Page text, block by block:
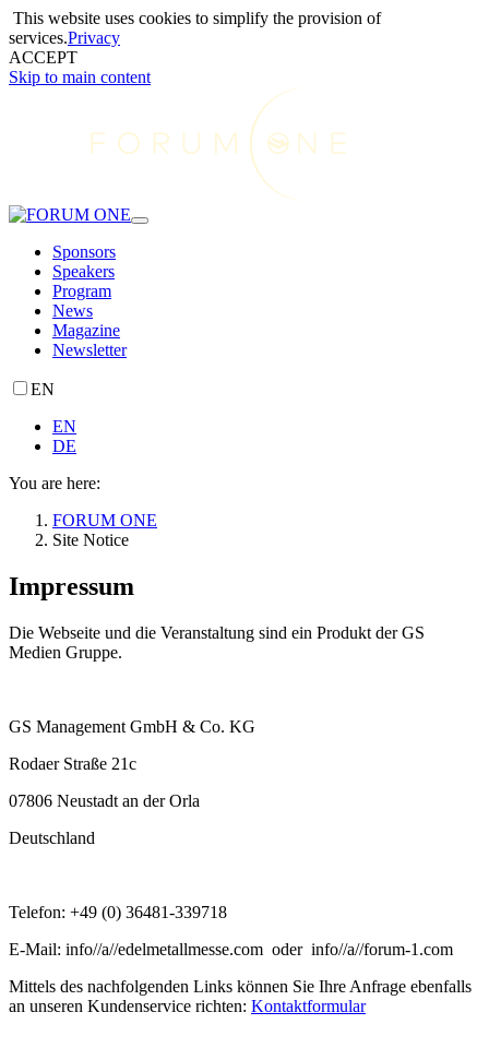
This website uses cookies to simplify the provision of
services.Privacy
ACCEPT
Skip to main content
Sponsors
Speakers
Program
News
Magazine
Newsletter
EN
EN
DE
You are here:
FORUM ONE
Site Notice
Impressum
Die Webseite und die Veranstaltung sind ein Produkt der GS
Medien Gruppe.
GS Management GmbH & Co. KG
Rodaer Straße 21c
07806 Neustadt an der Orla
Deutschland
Telefon: +49 (0) 36481-339718
E-Mail: info//a//edelmetallmesse.com oder info//a//forum-1.com
Mittels des nachfolgenden Links können Sie Ihre Anfrage ebenfalls
an unseren Kundenservice richten: Kontaktformular